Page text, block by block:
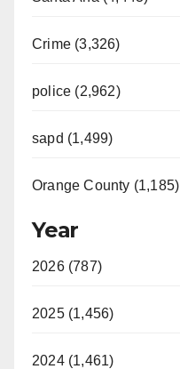
Crime (3,326)
police (2,962)
sapd (1,499)
Orange County (1,185)
Year
2026 (787)
2025 (1,456)
2024 (1,461)